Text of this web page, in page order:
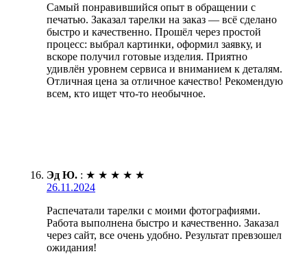
Самый понравившийся опыт в обращении с
печатью. Заказал тарелки на заказ — всё сделано
быстро и качественно. Прошёл через простой
процесс: выбрал картинки, оформил заявку, и
вскоре получил готовые изделия. Приятно
удивлён уровнем сервиса и вниманием к деталям.
Отличная цена за отличное качество! Рекомендую
всем, кто ищет что-то необычное.
Эд Ю. : ★ ★ ★ ★ ★
26.11.2024
Распечатали тарелки с моими фотографиями.
Работа выполнена быстро и качественно. Заказал
через сайт, все очень удобно. Результат превзошел
ожидания!